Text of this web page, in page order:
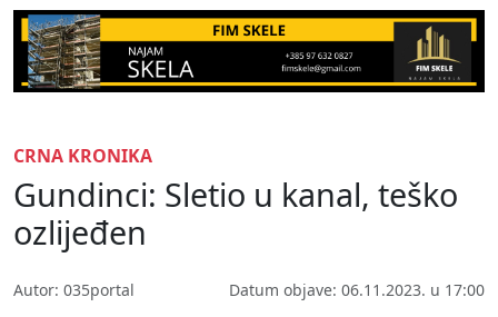
CRNA KRONIKA
Gundinci: Sletio u kanal, teško
ozlijeđen
Autor: 035portal Datum objave: 06.11.2023. u 17:00